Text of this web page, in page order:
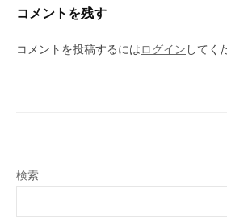
コメントを残す
コメントを投稿するには ログイン してく
検索